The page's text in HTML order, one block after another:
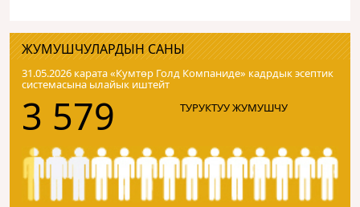
ЖУМУШЧУЛАРДЫН САНЫ
31.05.2026 карата «Кумтɵр Голд Компаниде» кадрдык эсептик
системасына ылайык иштейт
3 579 ТУРУКТУУ ЖУМУШЧУ